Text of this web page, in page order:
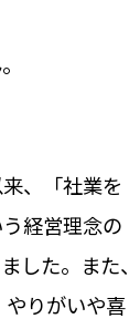
、「社業を
経営理念の
した。また、
りがいや喜